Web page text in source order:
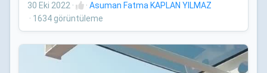
30 Eki 2022 · · Asuman Fatma KAPLAN YILMAZ
· 1634 görüntüleme